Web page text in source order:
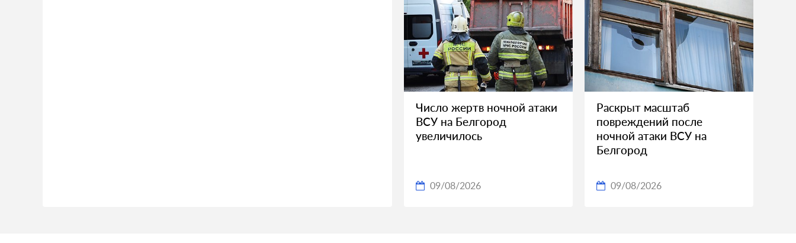
Число жертв ночной атаки
ВСУ на Белгород
увеличилось
09/08/2026
Раскрыт масштаб
повреждений после
ночной атаки ВСУ на
Белгород
09/08/2026